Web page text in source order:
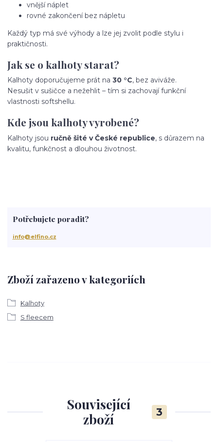
vnější náplet
rovné zakončení bez nápletu
Každý typ má své výhody a lze jej zvolit podle stylu i
praktičnosti.
Jak se o kalhoty starat?
Kalhoty doporučujeme prát na 30 °C, bez aviváže.
Nesušit v sušičce a nežehlit – tím si zachovají funkční
vlastnosti softshellu.
Kde jsou kalhoty vyrobené?
Kalhoty jsou ručně šité v České republice, s důrazem na
kvalitu, funkčnost a dlouhou životnost.
Zboží zařazeno v kategoriích
Kalhoty
S fleecem
Potřebujete poradit?
info@elfino.cz
Související
zboží
3